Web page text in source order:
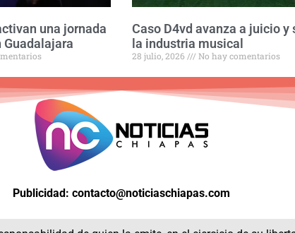
una jornada
Guadalajara
Caso D4vd avanza a juicio y
la industria musical
28 julio, 2026 No hay comentarios
Publicidad: contacto@noticiaschiapas.com